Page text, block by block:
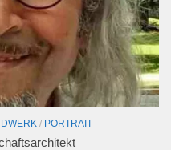
/ PORTRAIT